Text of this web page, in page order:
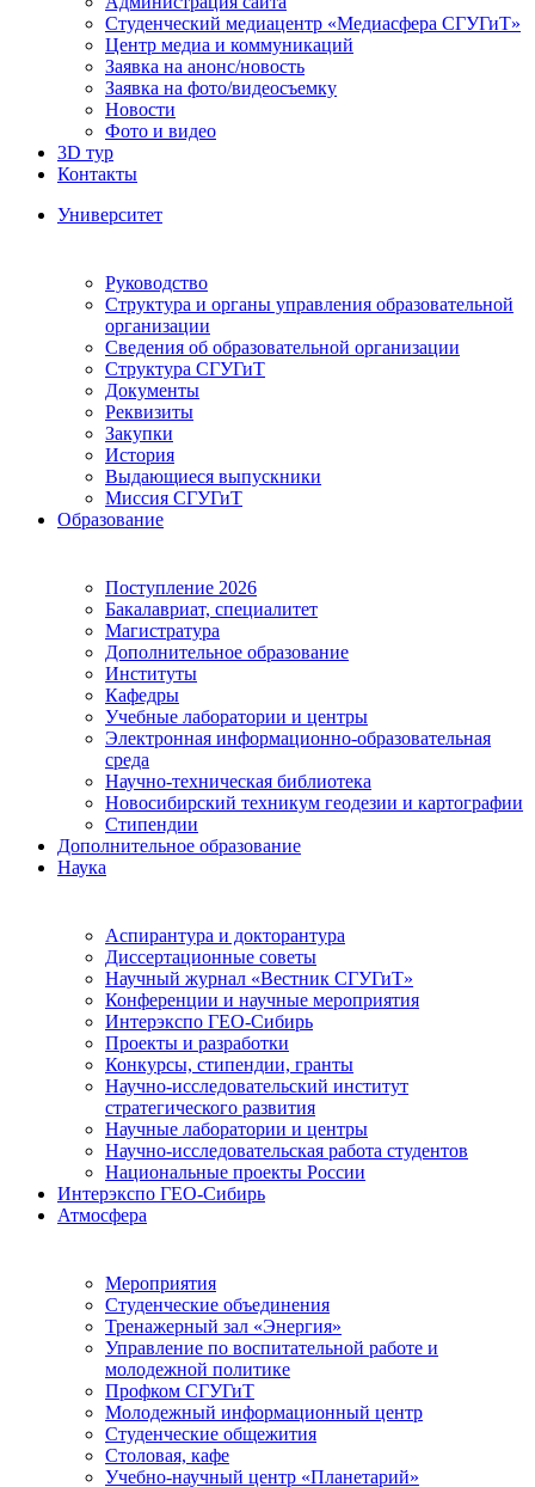
Студенческий медиацентр «Медиасфера СГУГиТ»
Центр медиа и коммуникаций
Заявка на анонс/новость
Заявка на фото/видеосъемку
Новости
Фото и видео
3D тур
Контакты
Университет
Руководство
Структура и органы управления образовательной
организации
Сведения об образовательной организации
Структура СГУГиТ
Документы
Реквизиты
Закупки
История
Выдающиеся выпускники
Миссия СГУГиТ
Образование
Поступление 2026
Бакалавриат, специалитет
Магистратура
Дополнительное образование
Институты
Кафедры
Учебные лаборатории и центры
Электронная информационно-образовательная
среда
Научно-техническая библиотека
Новосибирский техникум геодезии и картографии
Стипендии
Дополнительное образование
Наука
Аспирантура и докторантура
Диссертационные советы
Научный журнал «Вестник СГУГиТ»
Конференции и научные мероприятия
Интерэкспо ГЕО-Сибирь
Проекты и разработки
Конкурсы, стипендии, гранты
Научно-исследовательский институт
стратегического развития
Научные лаборатории и центры
Научно-исследовательская работа студентов
Национальные проекты России
Интерэкспо ГЕО-Сибирь
Атмосфера
Мероприятия
Студенческие объединения
Тренажерный зал «Энергия»
Управление по воспитательной работе и
молодежной политике
Профком СГУГиТ
Молодежный информационный центр
Студенческие общежития
Столовая, кафе
Учебно-научный центр «Планетарий»